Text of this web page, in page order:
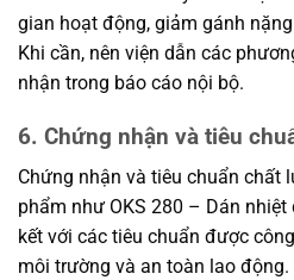
gian hoạt động, giảm gánh
Khi cần, nên viện dẫn các
nhận trong báo cáo nội bộ.
6. Chứng nhận và tiêu
Chứng nhận và tiêu chuẩn chất
phẩm như OKS 280 – Dán
kết với các tiêu chuẩn được
môi trường và an toàn lao